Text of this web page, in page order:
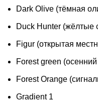
Dark Olive (тёмная
Duck Hunter (жёлтые
Figur (открытая
Forest green
Forest Orange
Gradient 1